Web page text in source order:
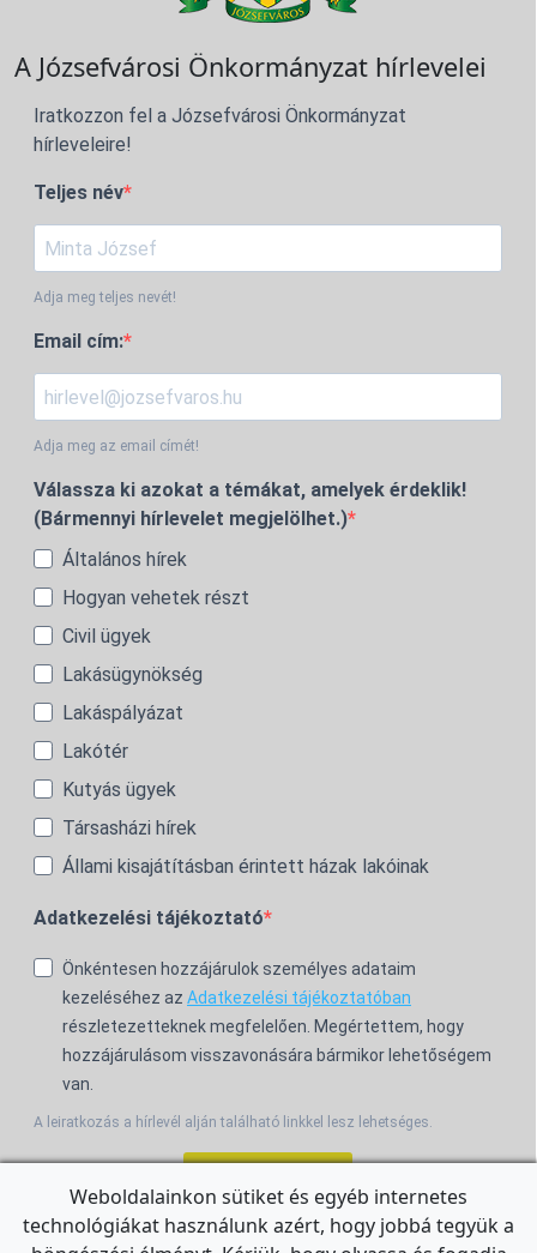
A Józsefvárosi Önkormányzat hírlevelei
Iratkozzon fel a Józsefvárosi Önkormányzat
hírleveleire!
Teljes név
Adja meg teljes nevét!
Email cím:
Adja meg az email címét!
Válassza ki azokat a témákat, amelyek érdeklik!
(Bármennyi hírlevelet megjelölhet.)
Általános hírek
Hogyan vehetek részt
Civil ügyek
Lakásügynökség
Lakáspályázat
Lakótér
Kutyás ügyek
Társasházi hírek
Állami kisajátításban érintett házak lakóinak
Adatkezelési tájékoztató
Önkéntesen hozzájárulok személyes adataim
kezeléséhez az Adatkezelési tájékoztatóban
részletezetteknek megfelelően. Megértettem, hogy
hozzájárulásom visszavonására bármikor lehetőségem
van.
A leiratkozás a hírlevél alján található linkkel lesz lehetséges.
For the English Newsletter, clickHERE.
Weboldalainkon sütiket és egyéb internetes
technológiákat használunk azért, hogy jobbá tegyük a